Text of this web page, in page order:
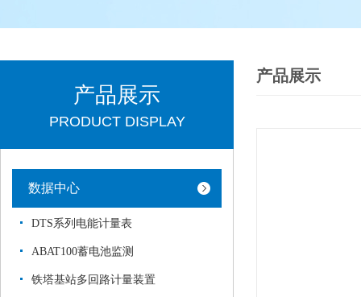
产品展示
PRODUCT DISPLAY
数据中心
DTS系列电能计量表
ABAT100蓄电池监测
铁塔基站多回路计量装置
产品展示